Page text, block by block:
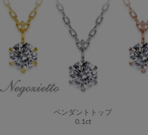
ペンダントトップ
0.1ct